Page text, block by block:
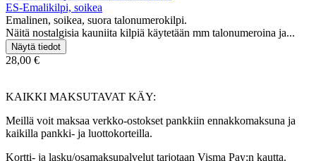
ES-Emalikilpi, soikea
Emalinen, soikea, suora talonumerokilpi.
Näitä nostalgisia kauniita kilpiä käytetään mm talonumeroina ja...
28,00 €
KAIKKI MAKSUTAVAT KÄY:
Meillä voit maksaa verkko-ostokset pankkiin ennakkomaksuna ja
kaikilla pankki- ja luottokorteilla.
Kortti- ja lasku/osamaksupalvelut tarjotaan Visma Pay:n kautta.